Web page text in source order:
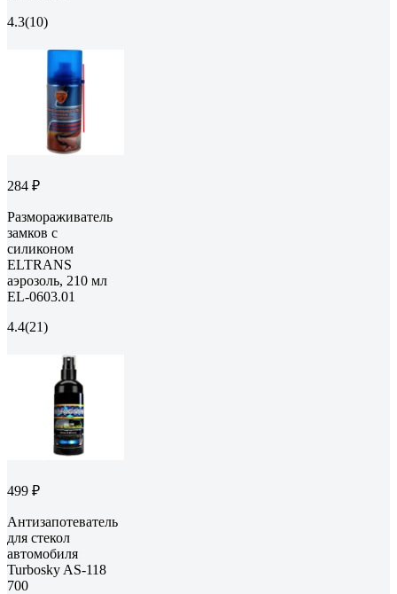
4.3(10)
284 ₽
Размораживатель
замков с
силиконом
ELTRANS
аэрозоль, 210 мл
EL-0603.01
4.4(21)
499 ₽
Антизапотеватель
для стекол
автомобиля
Turbosky AS-118
700